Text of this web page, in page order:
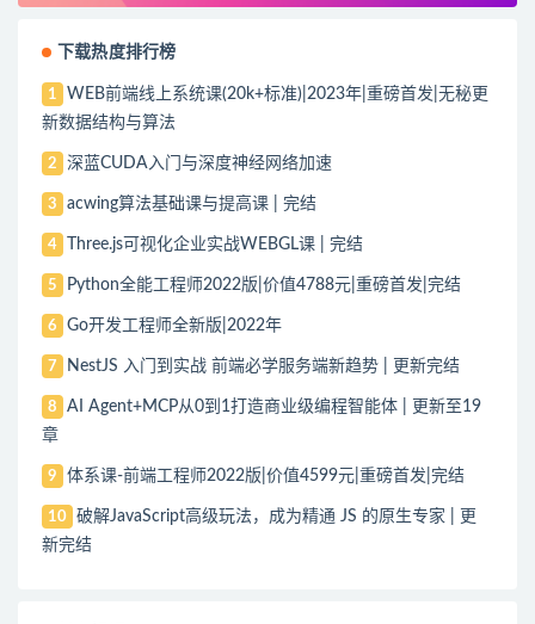
下载热度排行榜
1
WEB前端线上系统课(20k+标准)|2023年|重磅首发|无秘更
新数据结构与算法
2 深蓝CUDA入门与深度神经网络加速
3 acwing算法基础课与提高课 | 完结
4 Three.js可视化企业实战WEBGL课 | 完结
5 Python全能工程师2022版|价值4788元|重磅首发|完结
6 Go开发工程师全新版|2022年
7 NestJS 入门到实战 前端必学服务端新趋势 | 更新完结
8
AI Agent+MCP从0到1打造商业级编程智能体 | 更新至19
章
9 体系课-前端工程师2022版|价值4599元|重磅首发|完结
10
破解JavaScript高级玩法，成为精通 JS 的原生专家 | 更
新完结